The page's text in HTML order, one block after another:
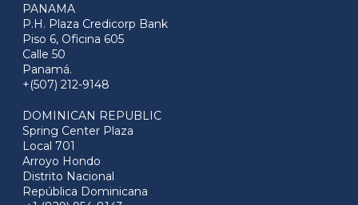
PANAMA
P.H. Plaza Credicorp Bank
Piso 6, Oficina 605
Calle 50
Panamá.
+(507) 212-9148
DOMINICAN REPUBLIC
Spring Center Plaza
Local 701
Arroyo Hondo
Distrito Nacional
República Dominicana